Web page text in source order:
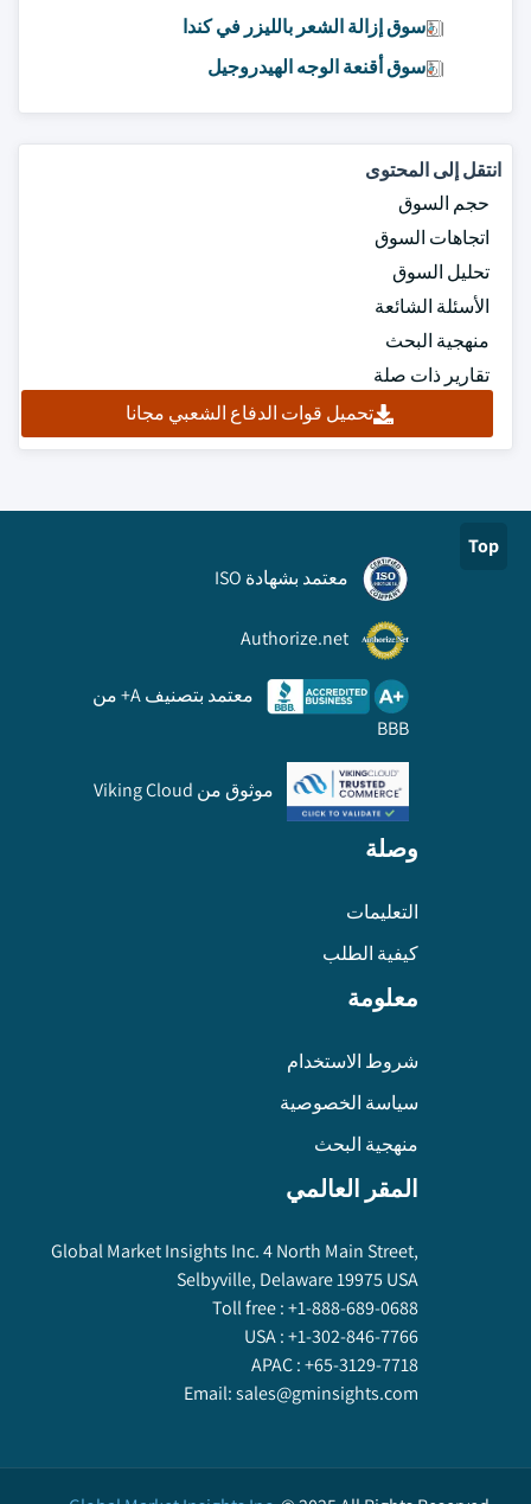
سوق إزالة الشعر بالليزر في كندا
سوق أقنعة الوجه الهيدروجيل
انتقل إلى المحتوى
حجم السوق
اتجاهات السوق
تحليل السوق
الأسئلة الشائعة
منهجية البحث
تقارير ذات صلة
تحميل قوات الدفاع الشعبي مجانا
Top
معتمد بشهادة ISO
Authorize.net
معتمد بتصنيف A+ من
BBB
موثوق من Viking Cloud
وصلة
التعليمات
كيفية الطلب
معلومة
شروط الاستخدام
سياسة الخصوصية
منهجية البحث
المقر العالمي
Global Market Insights Inc. 4 North Main Street,
Selbyville, Delaware 19975 USA
Toll free :+1-888-689-0688
USA :+1-302-846-7766
APAC :+65-3129-7718
Email:sales@gminsights.com